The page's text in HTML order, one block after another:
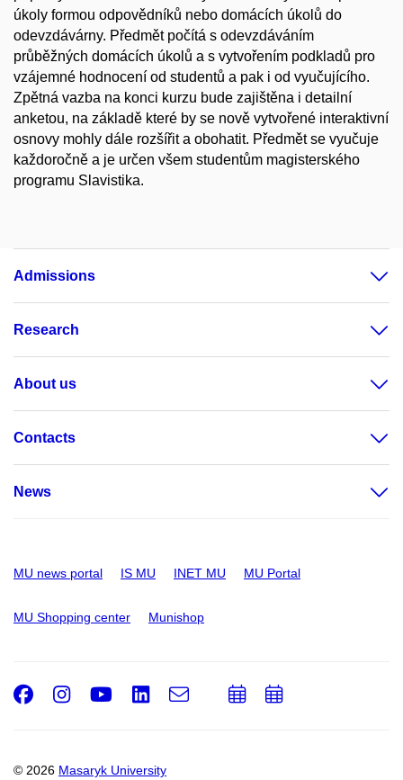
úkoly formou odpovědníků nebo domácích úkolů do
odevzdávárny. Předmět počítá s odevzdáváním
průběžných domácích úkolů a s vytvořením podkladů pro
vzájemné hodnocení od studentů a pak i od vyučujícího.
Zpětná vazba na konci kurzu bude zajištěna i detailní
anketou, na základě které by se nově vytvořené interaktivní
osnovy mohly dále rozšířit a obohatit. Předmět se vyučuje
každoročně a je určen všem studentům magisterského
programu Slavistika.
Admissions
Research
About us
Contacts
News
MU news portal IS MU INET MU MU Portal
MU Shopping center Munishop
© 2026 Masaryk University
Facebook
Instagram
Youtube
LinkedIn
e-
AddAdd